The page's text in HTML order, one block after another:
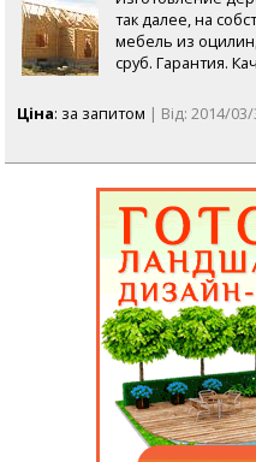
так далее, на
мебель из
сруб. Гарантия.
Ціна: за запитом | Від: 2014/